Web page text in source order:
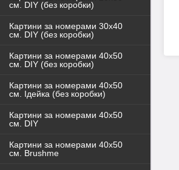
см. DIY (без коробки)
Картини за номерами 30х40
см. DIY (без коробки)
Картини за номерами 40х50
см. DIY (без коробки)
Картини за номерами 40x50
см. Ідейка (без коробки)
Картини за номерами 40х50
см. DIY
Картини за номерами 40х50
см. Brushme